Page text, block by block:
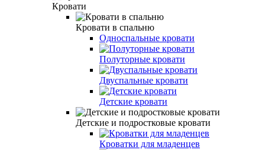
Кровати
Кровати в спальню
Односпальные кровати
Полуторные кровати
Двуспальные кровати
Детские кровати
Детские и подростковые кровати
Кроватки для младенцев